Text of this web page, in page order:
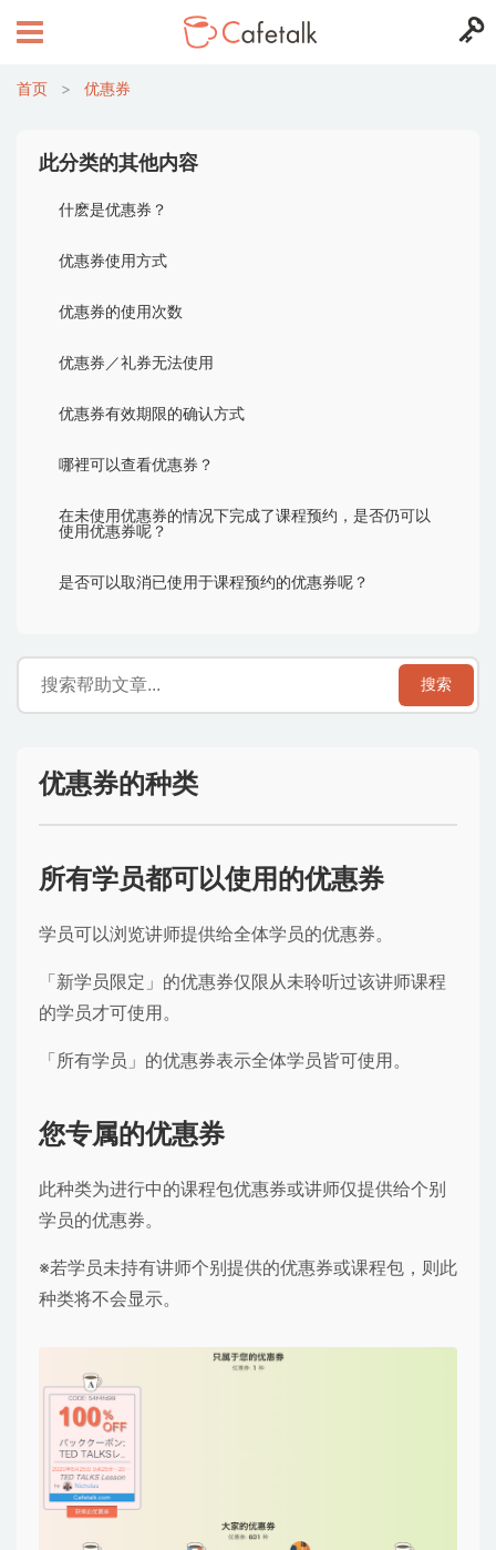
首页 > 优惠券
此分类的其他内容
什麽是优惠券？
优惠券使用方式
优惠券的使用次数
优惠券／礼券无法使用
优惠券有效期限的确认方式
哪裡可以查看优惠券？
在未使用优惠券的情况下完成了课程预约，是否仍可以
使用优惠券呢？
是否可以取消已使用于课程预约的优惠券呢？
搜索
优惠券的种类
所有学员都可以使用的优惠券
学员可以浏览讲师提供给全体学员的优惠券。
「新学员限定」的优惠券仅限从未聆听过该讲师课程
的学员才可使用。
「所有学员」的优惠券表示全体学员皆可使用。
您专属的优惠券
此种类为进行中的课程包优惠券或讲师仅提供给个别
学员的优惠券。
※若学员未持有讲师个别提供的优惠券或课程包，则此
种类将不会显示。